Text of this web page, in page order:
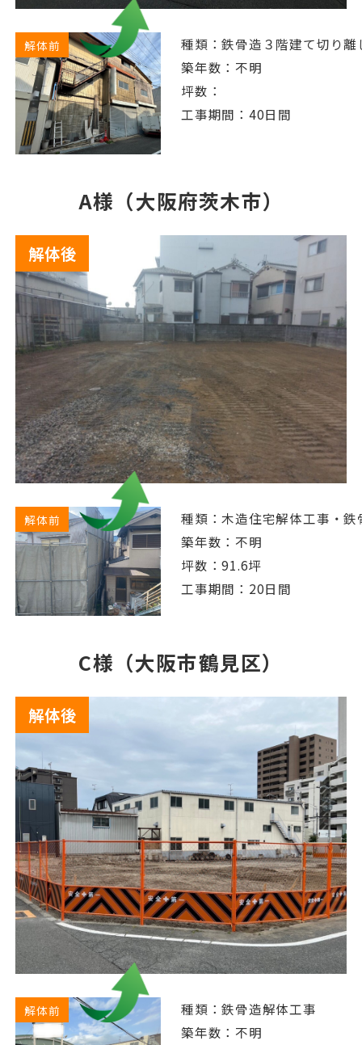
解体前
種類：鉄骨造３階建て切り離
築年数：不明
坪数：
工事期間：40日間
A様（大阪府茨木市）
解体後
解体前
種類：木造住宅解体工事・
築年数：不明
坪数：91.6坪
工事期間：20日間
C様（大阪市鶴見区）
解体後
解体前
種類：鉄骨造解体工事
築年数：不明